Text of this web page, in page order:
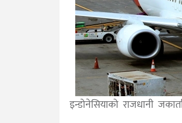
इन्डोनेसियाको राजधानी